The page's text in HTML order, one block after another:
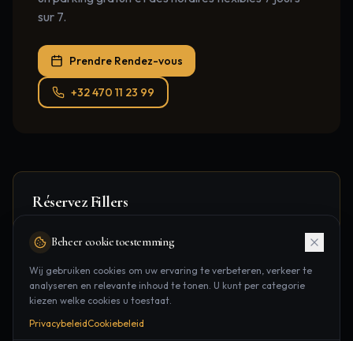
sur 7.
Prendre Rendez-vous
+32 470 11 23 99
RéservezFillers
Prenez rendez-vous dans notre clinique à Wilrijk, à
Boomsesteenweg 135/22, Wilrijk
Beheer cookie toestemming
Wij gebruiken cookies om uw ervaring te verbeteren, verkeer te
analyseren en relevante inhoud te tonen. U kunt per categorie
kiezen welke cookies u toestaat.
PrivacybeleidCookiebeleid